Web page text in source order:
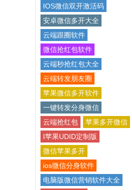
IOS微信双开激活码
安卓微信多开大全
云端跟圈软件
微信抢红包软件
云端秒抢红包大全
云端转发朋友圈
苹果微信多开软件
一键转发分身微信
云端抢红包
苹果多开微信
I苹果UDID定制版
微信苹果多开
ios微信分身软件
电脑版微信营销软件大全